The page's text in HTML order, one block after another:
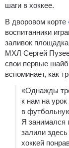
шаги в хоккее.
В дворовом корте
воспитанники
заливок
МХЛ Сергей
свои первые
вспоминает, как
«Однажды
к нам на
в
Я занимался
залили
хоккей